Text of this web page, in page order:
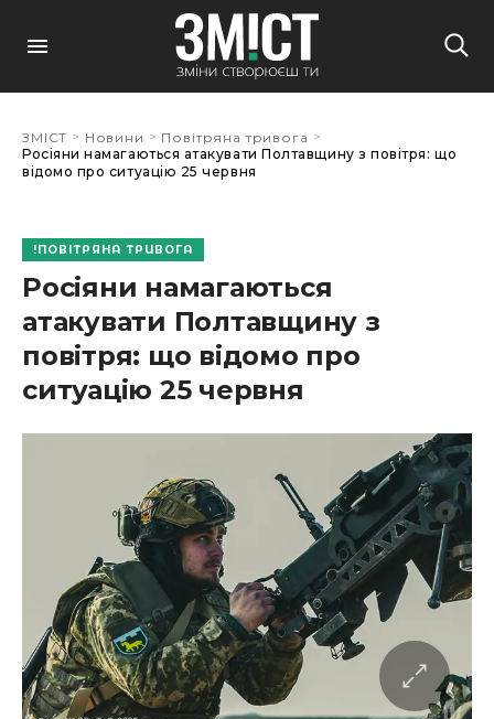
ЗМІСТ > Новини > Повітряна тривога >
Росіяни намагаються атакувати Полтавщину з повітря: що
відомо про ситуацію 25 червня
ПОВІТРЯНА ТРИВОГА
Росіяни намагаються
атакувати Полтавщину з
повітря: що відомо про
ситуацію 25 червня